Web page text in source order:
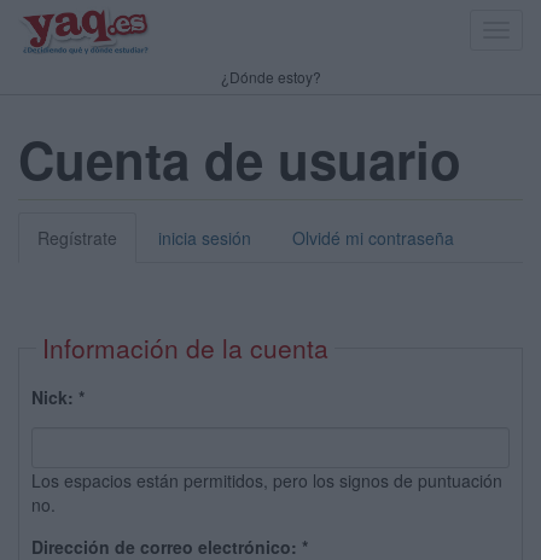
¿Dónde estoy?
Cuenta de usuario
Regístrate inicia sesión Olvidé mi contraseña
Información de la cuenta
Nick: *
Los espacios están permitidos, pero los signos de puntuación
no.
Dirección de correo electrónico: *